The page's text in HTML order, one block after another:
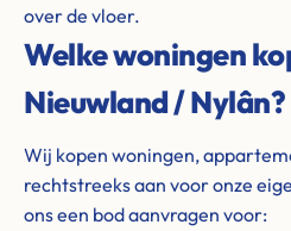
over de vloer.
Welke woningen
Nieuwland / Nylân?
Wij kopen woningen,
rechtstreeks aan voor onze
ons een bod aanvragen voor: